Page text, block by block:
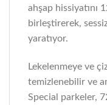
ahşap hissiyatını
birleştirerek,
yaratıyor.
Lekelenmeye ve
temizlenebilir ve
Special parkeler,